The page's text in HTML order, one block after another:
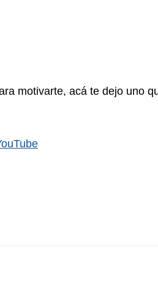
motivarte, acá te dejo uno